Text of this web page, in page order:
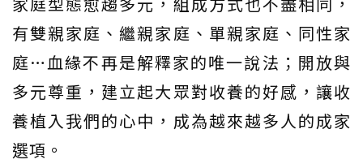
有雙親家庭、繼親家庭、單親家庭、同性家
庭…血緣不再是解釋家的唯一說法；開放與
多元尊重，建立起大眾對收養的好感，讓收
養植入我們的心中，成為越來越多人的成家
選項。